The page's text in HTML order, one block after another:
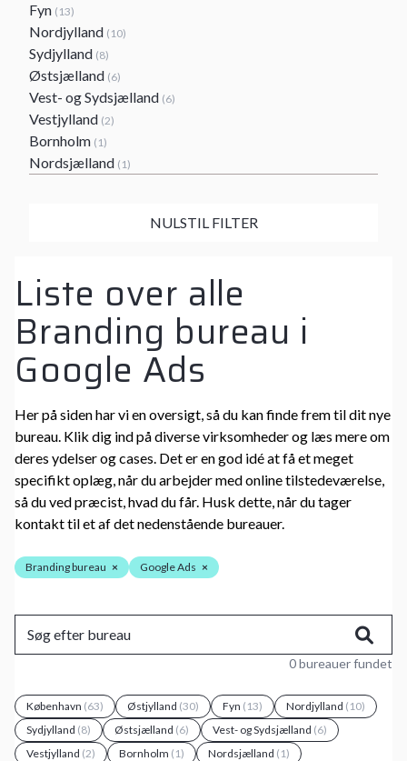
Fyn (13)
Nordjylland (10)
Sydjylland (8)
Østsjælland (6)
Vest- og Sydsjælland (6)
Vestjylland (2)
Bornholm (1)
Nordsjælland (1)
NULSTIL FILTER
Liste over alle
Branding bureau i
Google Ads
Her på siden har vi en oversigt, så du kan finde frem til dit nye
bureau. Klik dig ind på diverse virksomheder og læs mere om
deres ydelser og cases. Det er en god idé at få et meget
specifikt oplæg, når du arbejder med online tilstedeværelse,
så du ved præcist, hvad du får. Husk dette, når du tager
kontakt til et af det nedenstående bureauer.
Branding bureau × Google Ads ×
0 bureauer fundet
København (63) Østjylland (30) Fyn (13) Nordjylland (10)
Sydjylland (8) Østsjælland (6) Vest- og Sydsjælland (6)
Vestjylland (2) Bornholm (1) Nordsjælland (1)